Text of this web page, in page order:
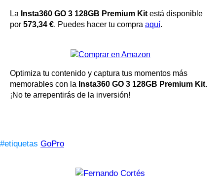
La Insta360 GO 3 128GB Premium Kit está disponible
por 573,34 €. Puedes hacer tu compra aquí.
Optimiza tu contenido y captura tus momentos más
memorables con la Insta360 GO 3 128GB Premium Kit.
¡No te arrepentirás de la inversión!
#etiquetas GoPro